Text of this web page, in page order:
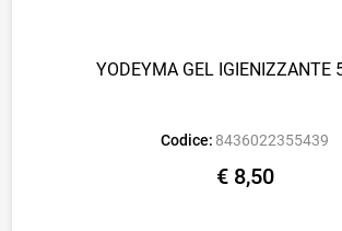
YODEYMA GEL IGIENIZZANTE
Codice: 8436022355439
€ 8,50